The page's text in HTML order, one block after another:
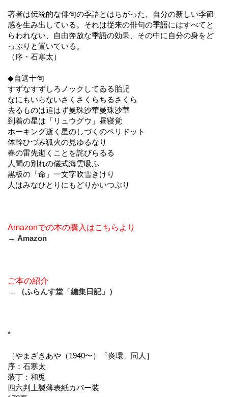
著者は伝統的な俳句の季語とはちがった、自分の新しい季節
感を生み出している。それは従来の俳句の季語にはすべてと
らわれない、自由奔放な季語の効果、その中に自分の身をど
っぷりと置いている。
（序・石寒太）
◆自選十句
すずなすずしろノックしてゐる胎児
なにもいらないさくさくらちるさくら
去るものは追はず曼珠沙華曼珠沙華
到着の星は「リュウグウ」昼寝覚
ホーキング逝く星のしづくのペリドット
体幹ひづみ狐火の見ゆるなり
春の雷先逝くことを詫びらるる
人間の別れの儀式海雲吸ふ
黒板の「命」一文字吹雪きけり
人はみなひとりにもどりかいつぶり
Amazonでの本の購入はこちらより
→ Amazon
ご本の紹介
→
（ふらんす堂「編集日記」）
*
［やまざきあや（1940〜）「炎環」同人］
序：石寒太
装丁：和兎
四六判上製薄表紙カバー装